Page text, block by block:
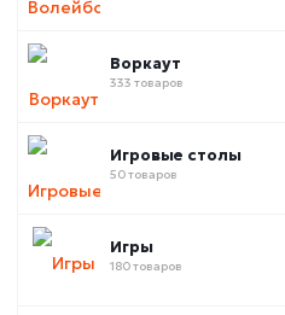
Воркаут
333 товаров
Игровые столы
50 товаров
Игры
180 товаров